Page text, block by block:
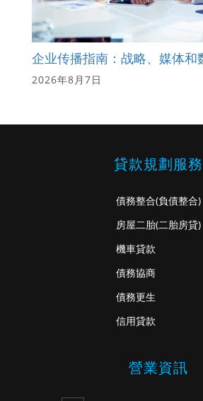
企业传播指南：战略、媒体和
2026年8月7日
貸款規劃服務
債務整合(負債整合)
房屋二胎(二胎房貸)
機車貸款
債務協商
債務更生
信用貸款
營業資訊